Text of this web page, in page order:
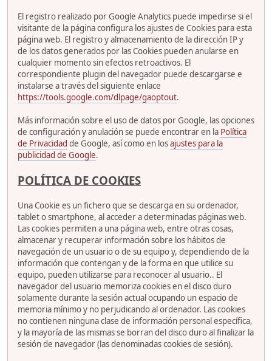
El registro realizado por Google Analytics puede impedirse si el
visitante de la página configura los ajustes de Cookies para esta
página web. El registro y almacenamiento de la dirección IP y
de los datos generados por las Cookies pueden anularse en
cualquier momento sin efectos retroactivos. El
correspondiente plugin del navegador puede descargarse e
instalarse a través del siguiente enlace
https://tools.google.com/dlpage/gaoptout.
Más información sobre el uso de datos por Google, las opciones
de configuración y anulación se puede encontrar en la Política
de Privacidad de Google, así como en losajustes para la
publicidad de Google.
POLÍTICA DE COOKIES
Una Cookie es un fichero que se descarga en su ordenador,
tablet o smartphone, al acceder a determinadas páginas web.
Las cookies permiten a una página web, entre otras cosas,
almacenar y recuperar información sobre los hábitos de
navegación de un usuario o de su equipo y, dependiendo de la
información que contengan y de la forma en que utilice su
equipo, pueden utilizarse para reconocer al usuario.. El
navegador del usuario memoriza cookies en el disco duro
solamente durante la sesión actual ocupando un espacio de
memoria mínimo y no perjudicando al ordenador. Las cookies
no contienen ninguna clase de información personal específica,
y la mayoría de las mismas se borran del disco duro al finalizar la
sesión de navegador (las denominadas cookies de sesión).